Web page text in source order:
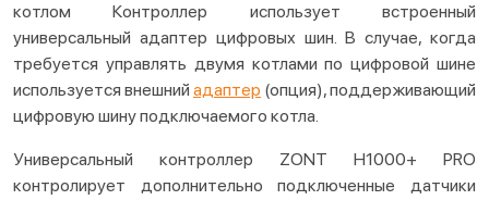
котлом Контроллер использует встроенный
универсальный адаптер цифровых шин. В случае, когда
требуется управлять двумя котлами по цифровой шине
используется внешний адаптер (опция), поддерживающий
цифровую шину подключаемого котла.
Универсальный контроллер ZONT H1000+ PRO
контролирует дополнительно подключенные датчики